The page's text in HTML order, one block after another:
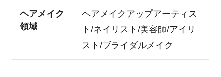
ヘアメイク
領域
ヘアメイクアップアーティス
ト/ネイリスト/美容師/アイリ
スト/ブライダルメイク